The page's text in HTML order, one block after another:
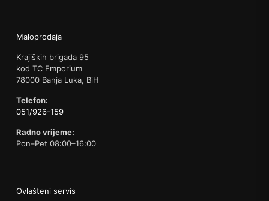
Maloprodaja
Krajiških brigada 95
kod TC Emporium
78000 Banja Luka, BiH
Telefon:
051/926-159
Radno vrijeme:
Pon–Pet 08:00–16:00
Ovlašteni servis